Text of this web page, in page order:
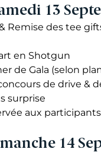
13
& Remise des tee
en Shotgun
de Gala (selon
de drive &
surprise
aux participants
14